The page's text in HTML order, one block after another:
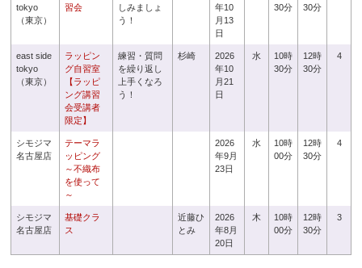
tokyo
（東京）
習会
しみましょ
う！
年10
月13
日
30分
30分
east side
tokyo
（東京）
ラッピン
グ自習室
【ラッピ
ング講習
会受講者
限定】
練習・質問
を繰り返し
上手くなろ
う！
杉崎
2026
年10
月21
日
水
10時
30分
12時
30分
4
シモジマ
名古屋店
テーマラ
ッピング
～不織布
を使って
～
2026
年9月
23日
水
10時
00分
12時
30分
4
シモジマ
名古屋店
基礎クラ
ス
近藤ひ
とみ
2026
年8月
20日
木
10時
00分
12時
30分
3